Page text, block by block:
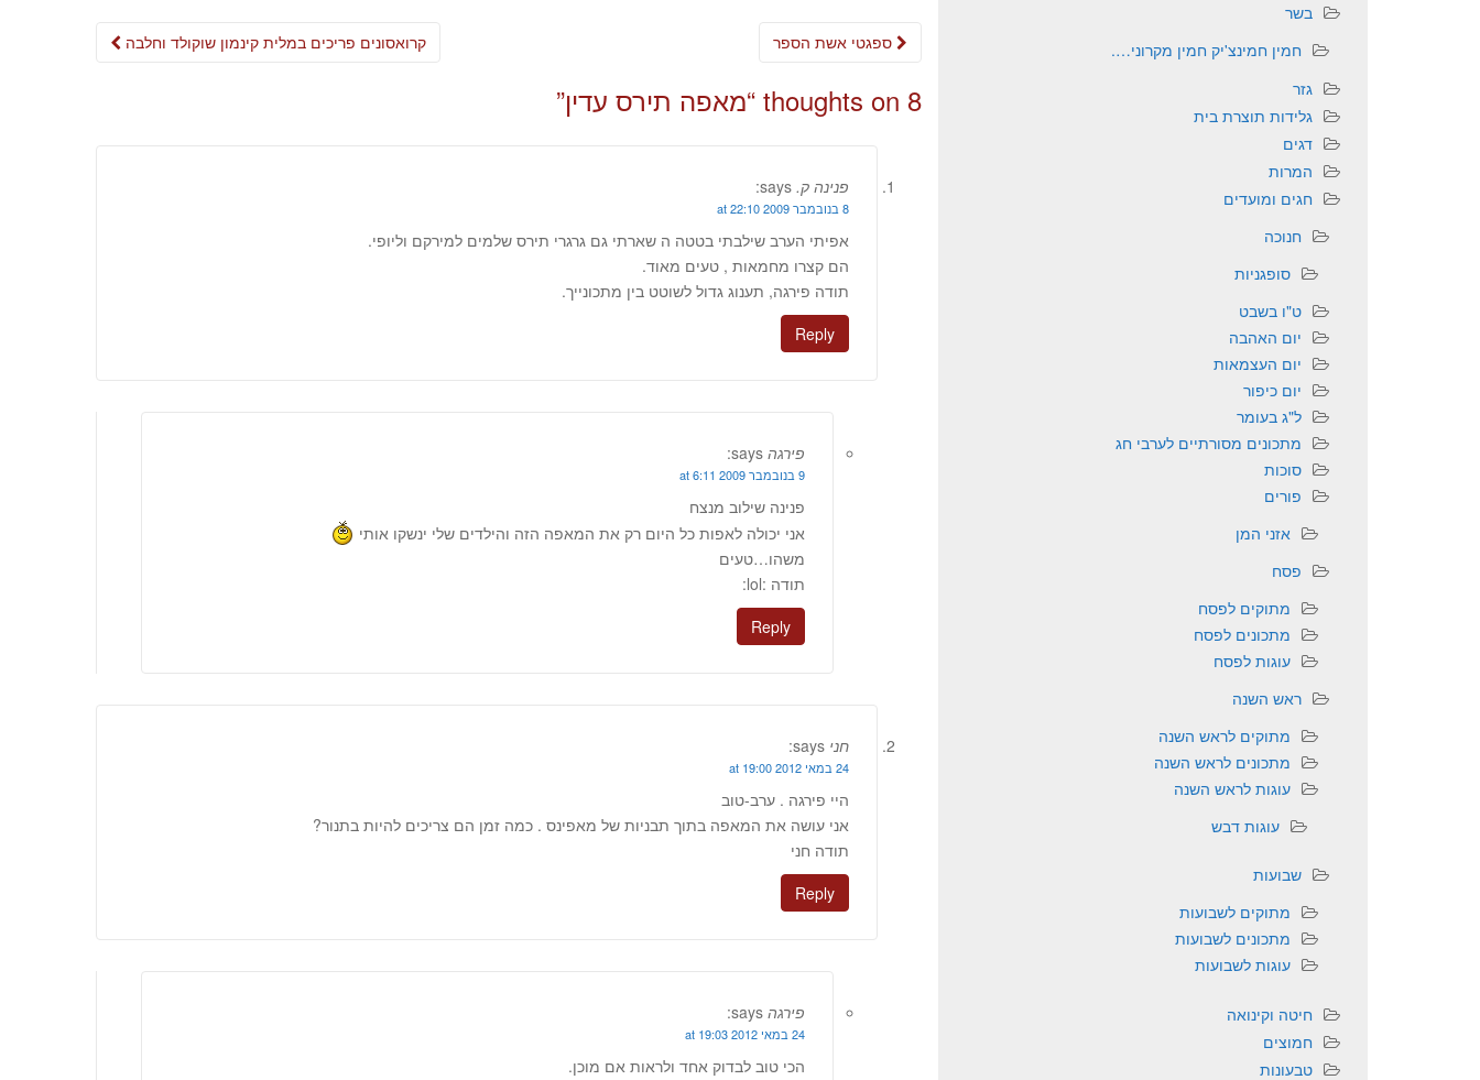
Post
קרואסונים פריכים במלית קינמון שוקולד וחלבה
8 thoughts on “ מאפה תירס עדין”
פנינה ק. says:
8 בנובמבר 2009 at 22:10
אפיתי הערב שילבתי בטטה ה שארתי גם גרגרי תירס שלמים למירקם וליופי.
הם קצרו מחמאות , טעים מאוד.
תודה פירגה, תענוג גדול לשוטט בין מתכונייך.
Reply
פירגה says:
9 בנובמבר 2009 at 6:11
פנינה שילוב מנצח
אני יכולה לאפות כל היום רק את המאפה הזה והילדים שלי ינשקו אותי
משהו…טעים
תודה :lol:
Reply
חני says:
24 במאי 2012 at 19:00
היי פירגה . ערב-טוב
אני עושה את המאפה בתוך תבניות של מאפינס . כמה זמן הם צריכים להיות בתנור?
תודה חני
Reply
פירגה says:
24 במאי 2012 at 19:03
הכי טוב לבדוק אחד ולראות אם מוכן.
בשר
חמין חמינצ'יק חמין מקרוני….
גזר
גלידות תוצרת בית
דגים
המרות
חגים ומועדים
חנוכה
סופגניות
ט"ו בשבט
יום האהבה
יום העצמאות
יום כיפור
ל"ג בעומר
מתכונים מסורתיים לערבי חג
סוכות
פורים
אזני המן
פסח
מתוקים לפסח
מתכונים לפסח
עוגות לפסח
ראש השנה
מתוקים לראש השנה
מתכונים לראש השנה
עוגות לראש השנה
עוגות דבש
שבועות
מתוקים לשבועות
מתכונים לשבועות
עוגות לשבועות
חיטה וקינואה
חמוצים
טבעונות